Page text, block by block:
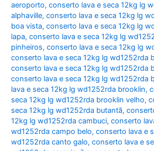
aeroporto,conserto lava e seca 12kg lg
alphaville,conserto lava e seca 12kg lg
boa vista,conserto lava e seca 12kg lg
lapa,conserto lava e seca 12kg lg
pinheiros,conserto lava e seca 12kg lg
conserto lava e seca 12kg lg wd1252rda
conserto lava e seca 12kg lg wd1252rda
conserto lava e seca 12kg lg wd1252rda
lava e seca 12kg lg wd1252rda brooklin,
seca 12kg lg wd1252rda brooklin velho,
seca 12kg lg wd1252rda butantã,
12kg lg wd1252rda cambuci,conserto
wd1252rda campo belo,conserto lava e
wd1252rda canto galo,conserto lava e